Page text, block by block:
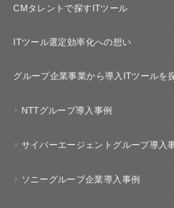
CMタレントで探すITツール
ITツール選定効率化への想い
グループ企業事業から導入ITツールを
NTTグループ導入事例
サイバーエージェントグループ導入
ソニーグループ企業導入事例